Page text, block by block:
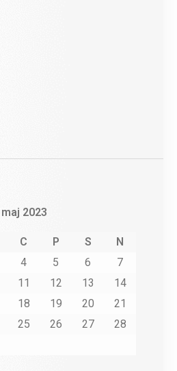
maj 2023
C P S
N
4 5 6
7
11 12 13
14
18 19 20
21
25 26 27
28